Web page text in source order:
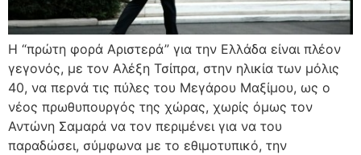
Η “πρώτη φορά Αριστερά” για την Ελλάδα είναι πλέον
γεγονός, με τον Αλέξη Τσίπρα, στην ηλικία των μόλις
40, να περνά τις πύλες του Μεγάρου Μαξίμου, ως ο
νέος πρωθυπουργός της χώρας, χωρίς όμως τον
Αντώνη Σαμαρά να τον περιμένει για να του
παραδώσει, σύμφωνα με το εθιμοτυπικό, την